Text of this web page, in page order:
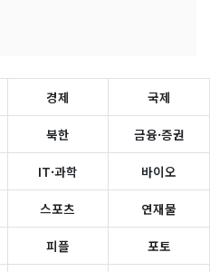
경제 국제
북한 금융·증권
IT·과학 바이오
스포츠 연재물
피플 포토